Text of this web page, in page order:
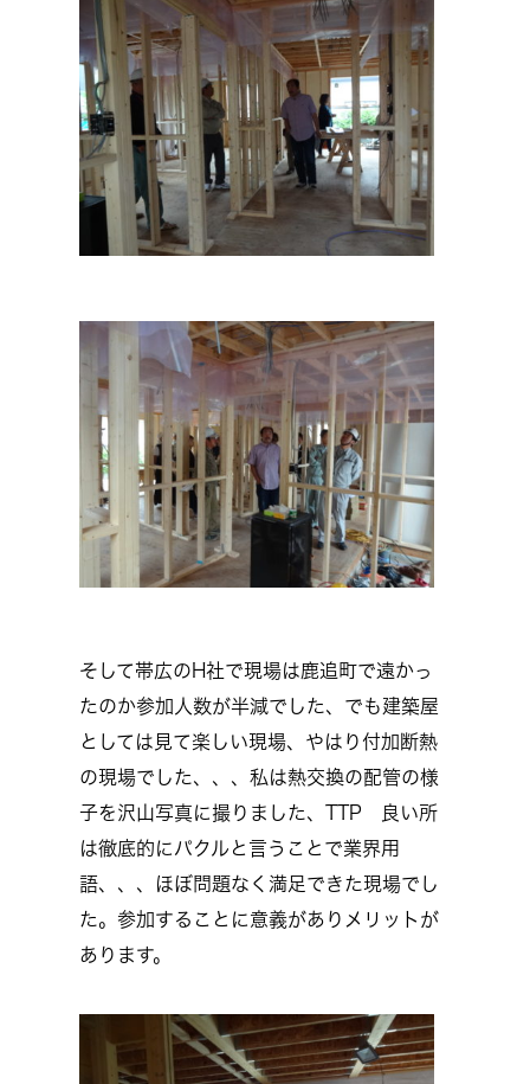
そして帯広のH社で現場は鹿追町で遠かっ
たのか参加人数が半減でした、でも建築屋
としては見て楽しい現場、やはり付加断熱
の現場でした、、、私は熱交換の配管の様
子を沢山写真に撮りました、TTP 良い所
は徹底的にパクルと言うことで業界用
語、、、ほぼ問題なく満足できた現場でし
た。参加することに意義がありメリットが
あります。